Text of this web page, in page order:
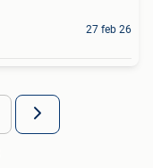
27 feb 26